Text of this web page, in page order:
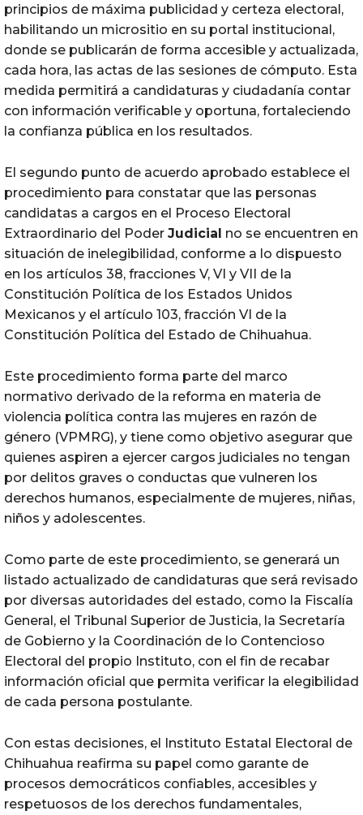
principios de máxima publicidad y certeza electoral,
habilitando un micrositio en su portal institucional,
donde se publicarán de forma accesible y actualizada,
cada hora, las actas de las sesiones de cómputo. Esta
medida permitirá a candidaturas y ciudadanía contar
con información verificable y oportuna, fortaleciendo
la confianza pública en los resultados.
El segundo punto de acuerdo aprobado establece el
procedimiento para constatar que las personas
candidatas a cargos en el Proceso Electoral
Extraordinario del Poder Judicial no se encuentren en
situación de inelegibilidad, conforme a lo dispuesto
en los artículos 38, fracciones V, VI y VII de la
Constitución Política de los Estados Unidos
Mexicanos y el artículo 103, fracción VI de la
Constitución Política del Estado de Chihuahua.
Este procedimiento forma parte del marco
normativo derivado de la reforma en materia de
violencia política contra las mujeres en razón de
género (VPMRG), y tiene como objetivo asegurar que
quienes aspiren a ejercer cargos judiciales no tengan
por delitos graves o conductas que vulneren los
derechos humanos, especialmente de mujeres, niñas,
niños y adolescentes.
Como parte de este procedimiento, se generará un
listado actualizado de candidaturas que será revisado
por diversas autoridades del estado, como la Fiscalía
General, el Tribunal Superior de Justicia, la Secretaría
de Gobierno y la Coordinación de lo Contencioso
Electoral del propio Instituto, con el fin de recabar
información oficial que permita verificar la elegibilidad
de cada persona postulante.
Con estas decisiones, el Instituto Estatal Electoral de
Chihuahua reafirma su papel como garante de
procesos democráticos confiables, accesibles y
respetuosos de los derechos fundamentales,